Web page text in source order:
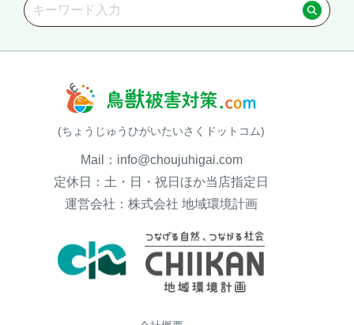
(ちょうじゅうひがいたいさくドットコム)
Mail：info@choujuhigai.com
定休日：土・日・祝日ほか当店指定日
運営会社：株式会社 地域環境計画